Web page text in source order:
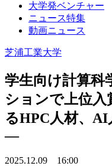
大学発ベンチャー
ニュース特集
動画ニュース
芝浦工業大学
学生向け計算科
ションで上位
るHPC人材、
―
2025.12.09 16:00